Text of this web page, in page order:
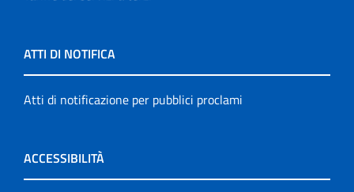
ATTI DI NOTIFICA
Atti di notificazione per pubblici proclami
ACCESSIBILITÀ